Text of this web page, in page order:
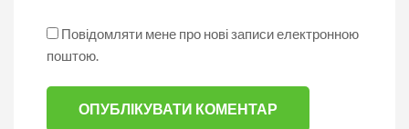
Повідомляти мене про нові записи електронною
поштою.